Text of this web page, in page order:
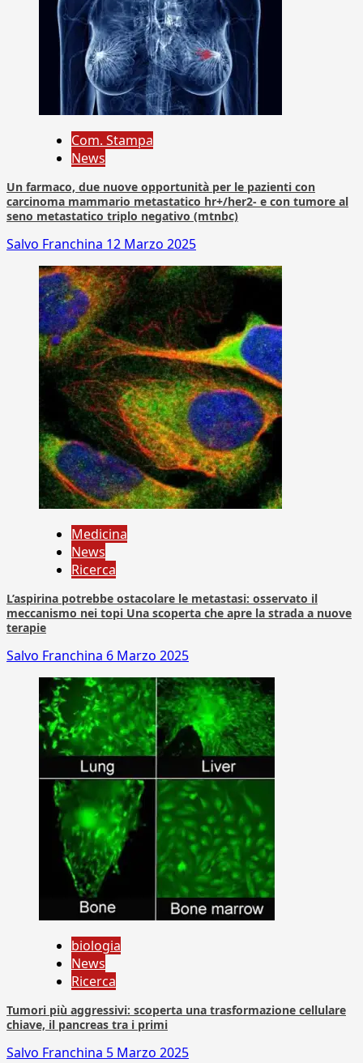
Com. Stampa
News
Un farmaco, due nuove opportunità per le pazienti con
carcinoma mammario metastatico hr+/her2- e con tumore al
seno metastatico triplo negativo (mtnbc)
Salvo Franchina 12 Marzo 2025
Medicina
News
Ricerca
L’aspirina potrebbe ostacolare le metastasi: osservato il
meccanismo nei topi Una scoperta che apre la strada a nuove
terapie
Salvo Franchina 6 Marzo 2025
biologia
News
Ricerca
Tumori più aggressivi: scoperta una trasformazione cellulare
chiave, il pancreas tra i primi
Salvo Franchina 5 Marzo 2025